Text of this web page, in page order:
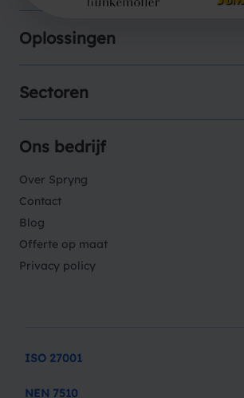
Oplossingen
Sectoren
Ons bedrijf
Over Spryng
Contact
Blog
Offerte op maat
Privacy policy
ISO 27001
NEN 7510